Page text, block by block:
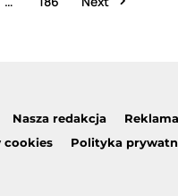
Nasza redakcja Reklama
cookies
Polityka